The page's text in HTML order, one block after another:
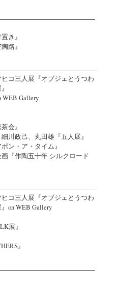
き』
路』
コ三人展『オブジェとうつわ
Gallery
会』
川政己、丸田雄『五人展』
ン・ア・タイム』
『作陶五十年 シルクロード
コ三人展『オブジェとうつわ
on WEB Gallery
展』
』